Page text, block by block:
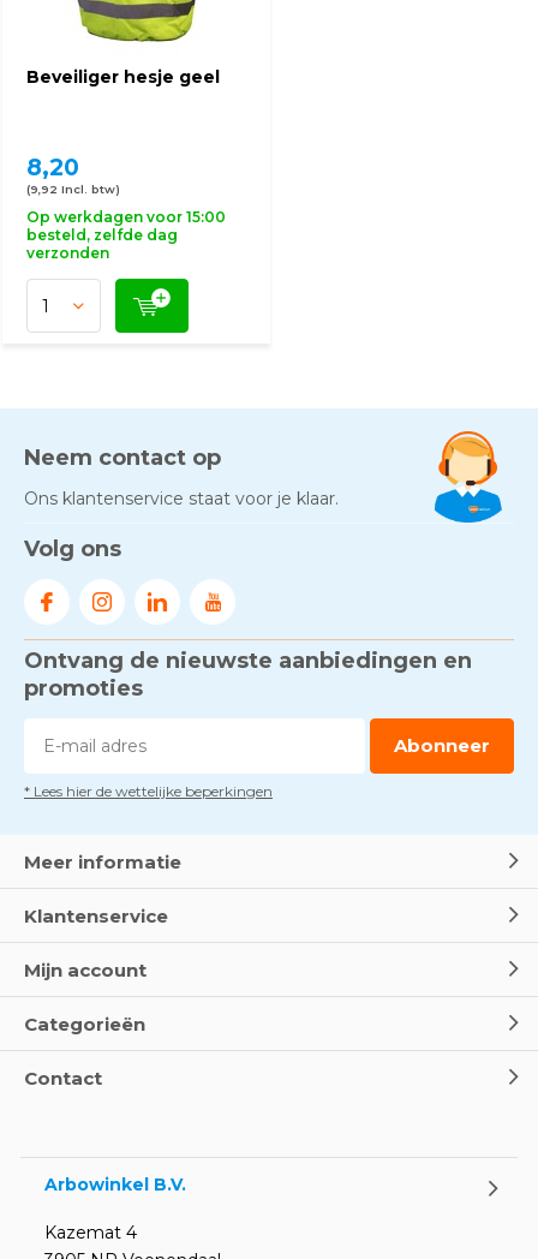
Beveiliger hesje geel
8,20
(9,92 Incl. btw)
Op werkdagen voor 15:00
besteld, zelfde dag
verzonden
Neem contact op
Ons klantenservice staat voor je klaar.
Volg ons
Ontvang de nieuwste aanbiedingen en
promoties
Abonneer
* Lees hier de wettelijke beperkingen
Meer informatie
Klantenservice
Mijn account
Categorieën
Contact
Arbowinkel B.V.
Kazemat 4